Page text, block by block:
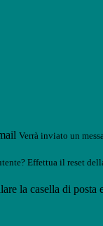
Verrà inviato un
Effettua il reset
la casella di posta